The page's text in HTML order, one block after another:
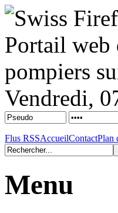
Vendredi,
Flus RSSAccueilContactPlan
Menu